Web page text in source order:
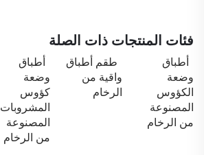
فئات المنتجات ذات الصلة
أطباق
وضعة
الكؤوس
المصنوعة
من الرخام
طقم أطباق
واقية من
الرخام
أطباق
وضعة
كؤوس
المشروبات
المصنوعة
من الرخام